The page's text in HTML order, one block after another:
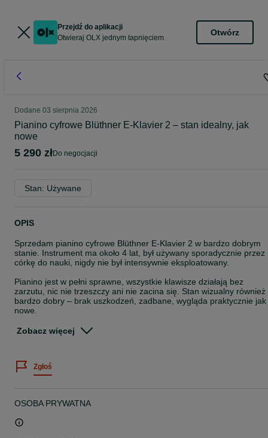
Przejdź do aplikacji
Otwieraj OLX jednym tapnięciem
Otwórz
Dodane 03 sierpnia 2026
Pianino cyfrowe Blüthner E-Klavier 2 – stan idealny, jak
nowe
5 290 zł do negocjacji
Stan: Używane
OPIS
Sprzedam pianino cyfrowe Blüthner E-Klavier 2 w bardzo dobrym
stanie. Instrument ma około 4 lat, był używany sporadycznie przez
córkę do nauki, nigdy nie był intensywnie eksploatowany.
Pianino jest w pełni sprawne, wszystkie klawisze działają bez
zarzutu, nic nie trzeszczy ani nie zacina się. Stan wizualny również
bardzo dobry – brak uszkodzeń, zadbane, wygląda praktycznie jak
nowe.
Model posiada bardzo przyjemną, ważoną klawiaturę (Ivory Feel),
Kupione jako nowe za około 12 500 zł.
w załadunku.
Zobacz więcej
Zgłoś
OSOBA PRYWATNA